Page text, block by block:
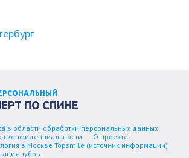
ПО СПИНЕ
в области обработки персональных данных
конфиденциальности
О проекте
в Москве Topsmile (источник информации)
зубов